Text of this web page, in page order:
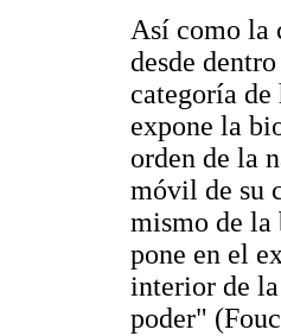
Así como la
desde
categoría
expone la
orden de la
móvil de su
mismo de la
pone en el
interior de la
poder"